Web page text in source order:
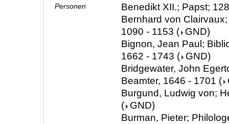
Personen
Benedikt XII.; Papst;
Bernhard von
1090 - 1153 ( GND)
Bignon, Jean Paul;
1662 - 1743 ( GND)
Bridgewater, John
Beamter, 1646 - 1701 (
Burgund, Ludwig von;
( GND)
Burman, Pieter;